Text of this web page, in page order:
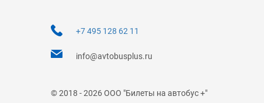
+7 495 128 62 11
info@avtobusplus.ru
© 2018 - 2026 ООО "Билеты на автобус +"